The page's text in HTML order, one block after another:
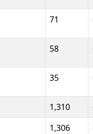
71
58
35
1,310
1,306